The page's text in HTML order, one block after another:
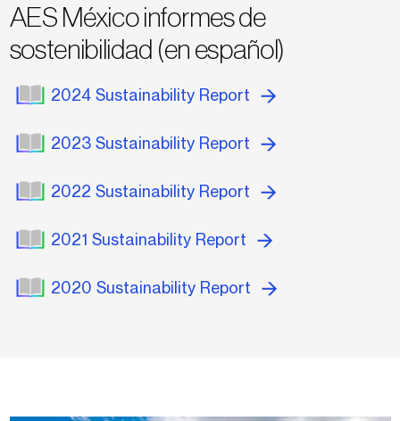
AES México informes de
sostenibilidad (en español)
2024 Sustainability Report
2023 Sustainability Report
2022 Sustainability Report
2021 Sustainability Report
2020 Sustainability Report